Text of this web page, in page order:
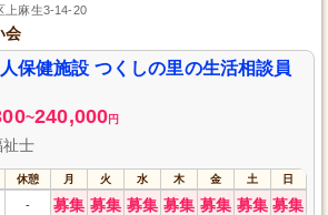
上麻生3-14-20
会
保健施設 つくしの里の生活相談員
~240,000円
祉士
休憩 月 火 水 木 金 土 日
- 募集 募集 募集 募集 募集 募集 募集